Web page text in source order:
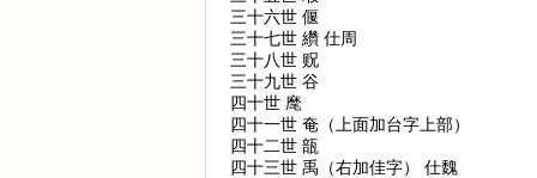
三十六世 偃
三十七世 纘 仕周
三十八世 贶
三十九世 谷
四十世 麾
四十一世 奄（上面加台字上部）
四十二世 瓿
四十三世 禹（右加佳字） 仕魏